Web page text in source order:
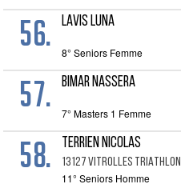
56. LAVIS LUNA
8° Seniors Femme
57. BIMAR NASSERA
7° Masters 1 Femme
58. TERRIEN NICOLAS
13127 VITROLLES TRIATHLON
11° Seniors Homme